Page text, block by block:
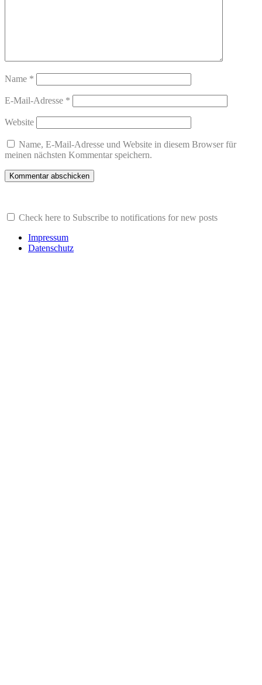
Name *
E-Mail-Adresse *
Website
Name, E-Mail-Adresse und Website in diesem Browser für
meinen nächsten Kommentar speichern.
Check here to Subscribe to notifications for new posts
Impressum
Datenschutz